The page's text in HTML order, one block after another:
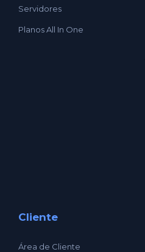
Servidores
Planos All In One
Cliente
Área de Cliente